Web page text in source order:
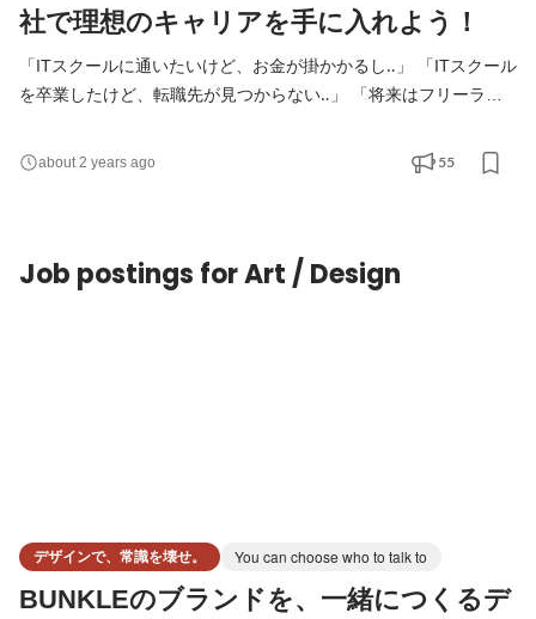
社で理想のキャリアを手に入れよう！
「ITスクールに通いたいけど、お金が掛かかるし‥」 「ITスクール
を卒業したけど、転職先が見つからない‥」 「将来はフリーラン
リアをスタートさせ、”市場価値”を高めたいあなた！ 『”本質的”教
育体制完備カンパニー』であるY&I Groupで、 憧れのエンジニア
about 2 years ago 55
Job postings for Art / Design
デザインで、常識を壊せ。 You can choose who to talk to
BUNKLEのブランドを、一緒につくるデ